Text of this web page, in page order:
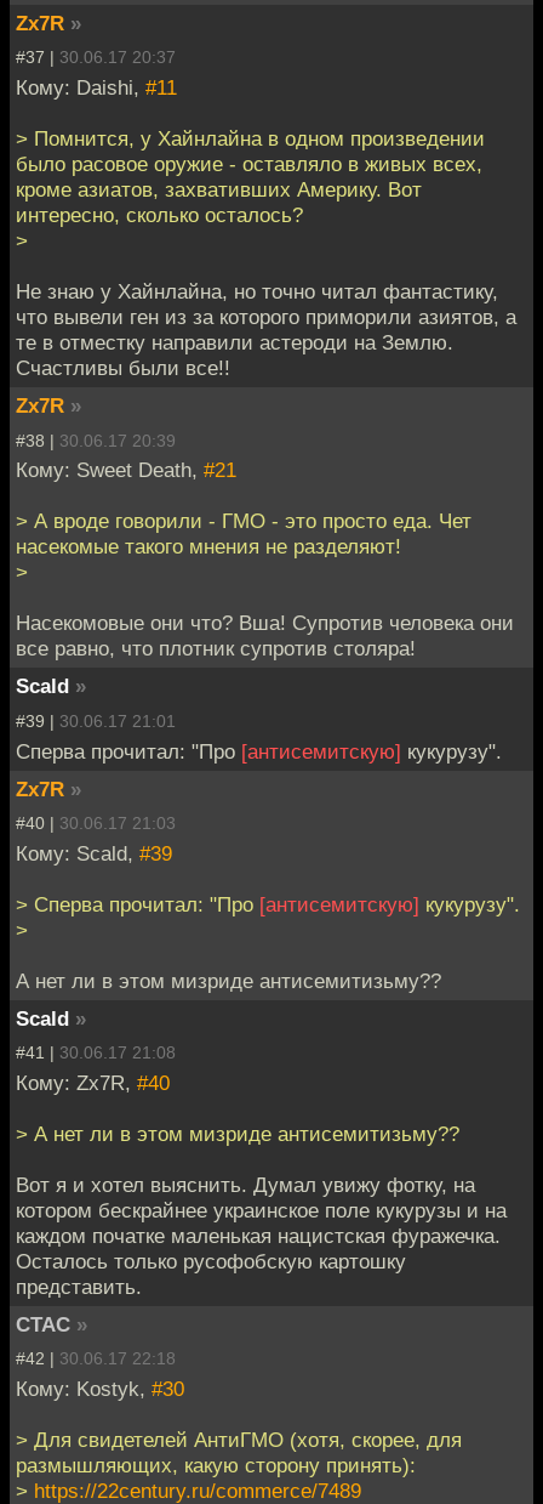
Zx7R »
#37 | 30.06.17 20:37
Кому: Daishi, #11
> Помнится, у Хайнлайна в одном произведении
было расовое оружие - оставляло в живых всех,
кроме азиатов, захвативших Америку. Вот
интересно, сколько осталось?
>
Не знаю у Хайнлайна, но точно читал фантастику,
что вывели ген из за которого приморили азиятов, а
те в отместку направили астероди на Землю.
Счастливы были все!!
Zx7R »
#38 | 30.06.17 20:39
Кому: Sweet Death, #21
> А вроде говорили - ГМО - это просто еда. Чет
насекомые такого мнения не разделяют!
>
Насекомовые они что? Вша! Супротив человека они
все равно, что плотник супротив столяра!
Scald »
#39 | 30.06.17 21:01
Сперва прочитал: "Про [антисемитскую] кукурузу".
Zx7R »
#40 | 30.06.17 21:03
Кому: Scald, #39
> Сперва прочитал: "Про [антисемитскую] кукурузу".
>
А нет ли в этом мизриде антисемитизьму??
Scald »
#41 | 30.06.17 21:08
Кому: Zx7R, #40
> А нет ли в этом мизриде антисемитизьму??
Вот я и хотел выяснить. Думал увижу фотку, на
котором бескрайнее украинское поле кукурузы и на
каждом початке маленькая нацистская фуражечка.
Осталось только русофобскую картошку
представить.
CTAC »
#42 | 30.06.17 22:18
Кому: Kostyk, #30
> Для свидетелей АнтиГМО (хотя, скорее, для
размышляющих, какую сторону принять):
> https://22century.ru/commerce/7489